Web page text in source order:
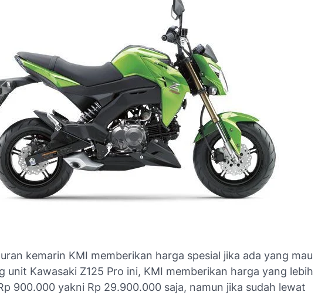
kemarin KMI memberikan harga spesial jika ada yang mau
unit Kawasaki Z125 Pro ini, KMI memberikan harga yang lebih
900.000 yakni Rp 29.900.000 saja, namun jika sudah lewat